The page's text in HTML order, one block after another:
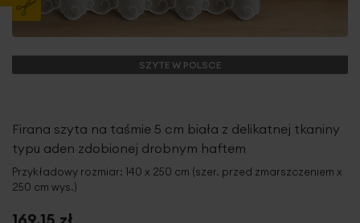
SZYTE W POLSCE
Firana szyta na taśmie 5 cm biała z delikatnej tkaniny
typu aden zdobionej drobnym haftem
Przykładowy rozmiar: 140 x 250 cm (szer. przed zmarszczeniem x
250 cm wys.)